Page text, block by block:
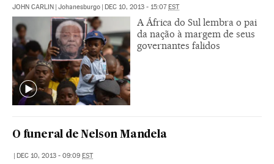
JOHN CARLIN | Johanesburgo | DEC 10, 2013 - 15:07EST
A África do Sul lembra o pai
da nação à margem de seus
governantes falidos
O funeral de Nelson Mandela
| DEC 10, 2013 - 09:09 EST